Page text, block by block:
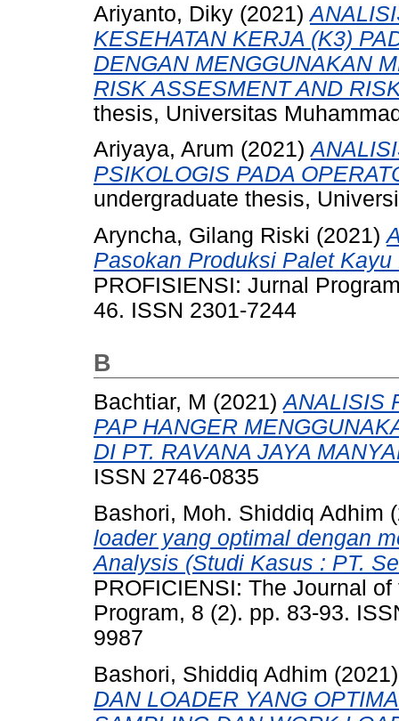
Ariyanto, Diky (2021)
KESEHATAN KERJA (K3)
DENGAN MENGGUNAKAN
RISK ASSESMENT AND
thesis, Universitas
Ariyaya, Arum (2021)
PSIKOLOGIS PADA
undergraduate thesis,
Aryncha, Gilang Riski (2021)
Pasokan Produksi Palet
PROFISIENSI: Jurnal
46. ISSN 2301-7244
B
Bachtiar, M (2021)ANALISIS
PAP HANGER
DI PT. RAVANA JAYA
ISSN 2746-0835
Bashori, Moh. Shiddiq Adhim
loader yang optimal dengan
Analysis (Studi Kasus : PT.
PROFICIENSI: The Journal
Program, 8 (2). pp. 83-93.
9987
Bashori, Shiddiq Adhim
DAN LOADER YANG